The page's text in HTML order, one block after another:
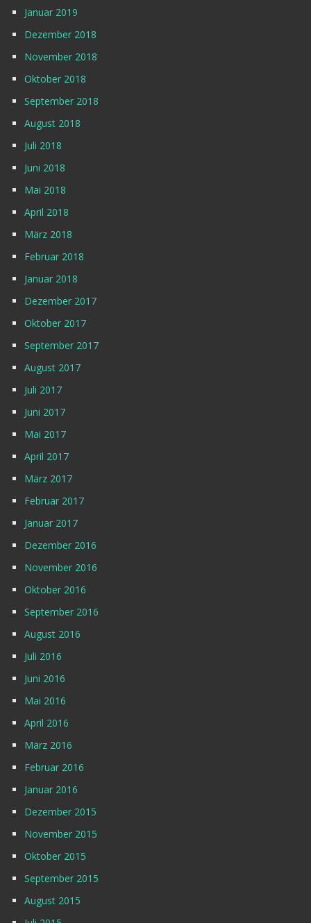
Januar 2019
Dezember 2018
November 2018
Oktober 2018
September 2018
August 2018
Juli 2018
Juni 2018
Mai 2018
April 2018
März 2018
Februar 2018
Januar 2018
Dezember 2017
Oktober 2017
September 2017
August 2017
Juli 2017
Juni 2017
Mai 2017
April 2017
März 2017
Februar 2017
Januar 2017
Dezember 2016
November 2016
Oktober 2016
September 2016
August 2016
Juli 2016
Juni 2016
Mai 2016
April 2016
März 2016
Februar 2016
Januar 2016
Dezember 2015
November 2015
Oktober 2015
September 2015
August 2015